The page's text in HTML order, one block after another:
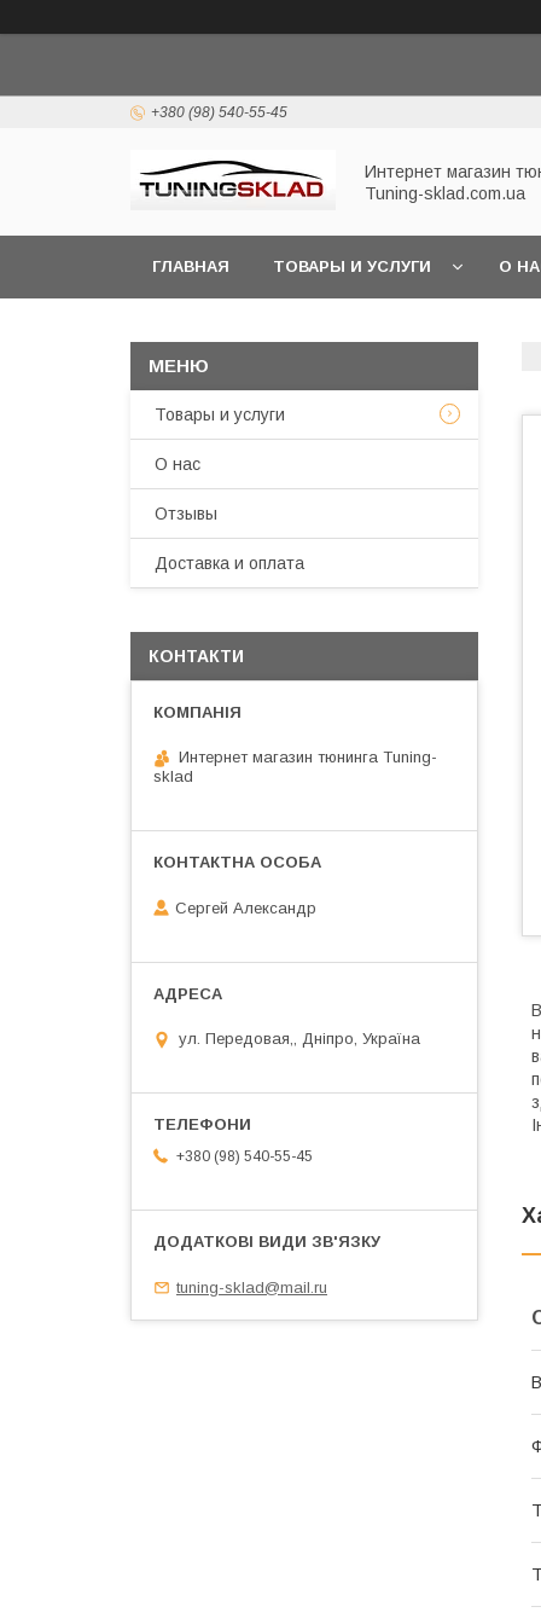
+380 (98) 540-55-45
Интернет магазин
Tuning-sklad.com.ua
ГЛАВНАЯ ТОВАРЫ И УСЛУГИ О
Товары и услуги
О нас
Отзывы
Доставка и оплата
КОНТАКТИ
Интернет магазин тюнинга Tuning-
sklad
Сергей Александр
ул. Передовая,, Дніпро, Україна
+380 (98) 540-55-45
tuning-sklad@mail.ru